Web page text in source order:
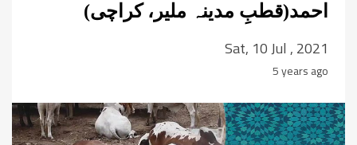
احمد(قطبِ مدینہ ملیر، کراچی)
Sat, 10 Jul , 2021
5 years ago